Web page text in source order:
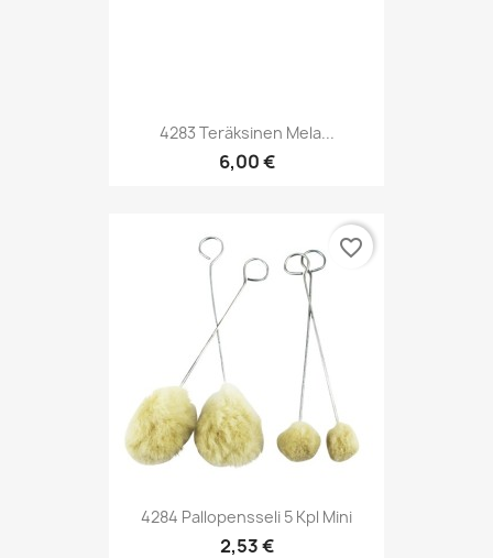
4283 Teräksinen Mela...
6,00 €
4284 Pallopensseli 5 Kpl Mini
2,53 €
favorite_border